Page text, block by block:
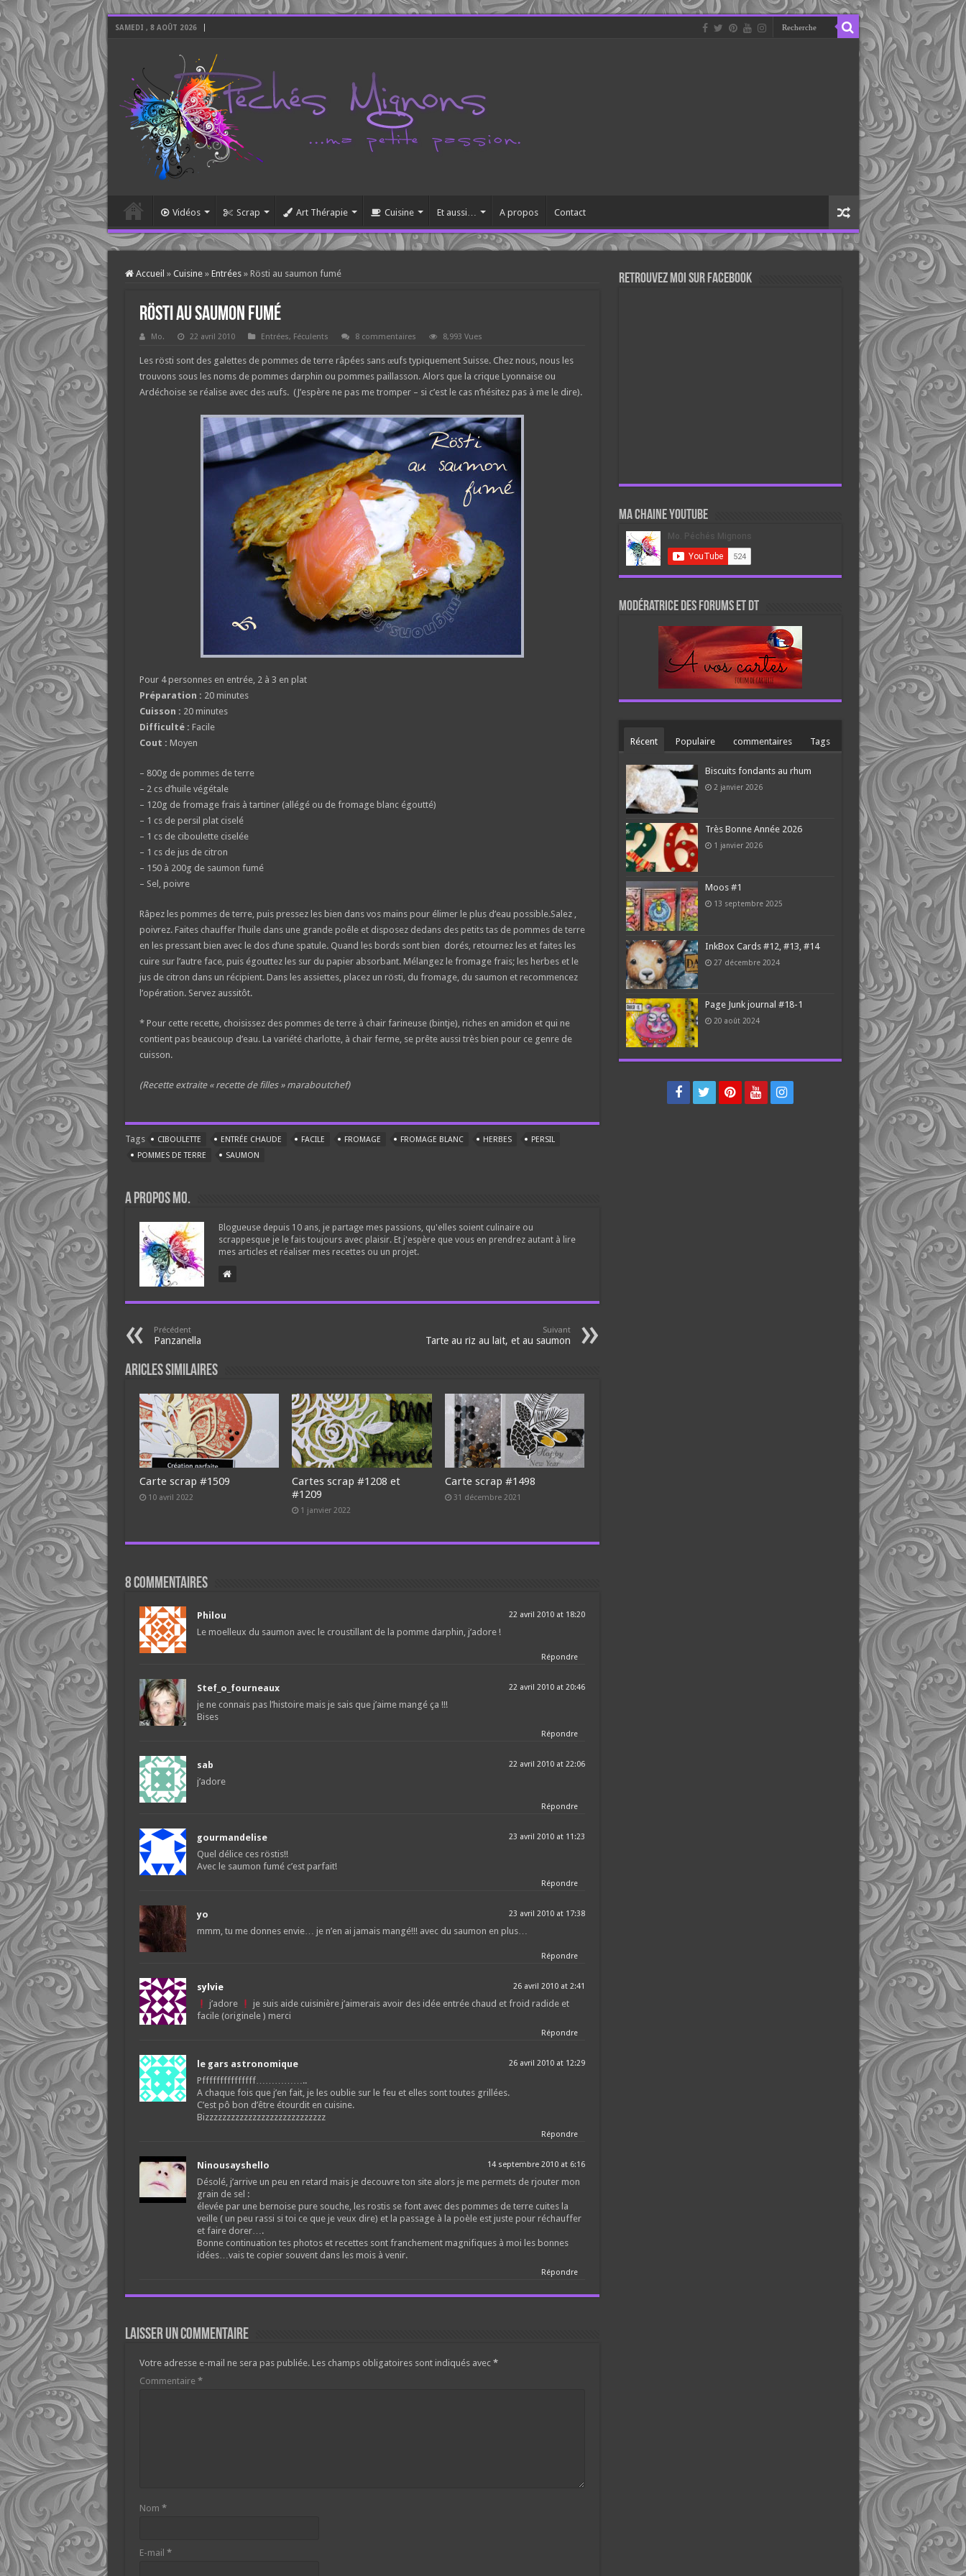
SAMEDI , 8 AOÛT 2026
Vidéos Scrap Art Thérapie Cuisine Et aussi… A propos Contact
Accueil » Cuisine » Entrées » Rösti au saumon fumé
Rösti au saumon fumé
Mo. 22 avril 2010 Entrées, Féculents 8 commentaires 8,993 Vues
Les rösti sont des galettes de pommes de terre râpées sans œufs typiquement Suisse. Chez nous, nous les
trouvons sous les noms de pommes darphin ou pommes paillasson. Alors que la crique Lyonnaise ou
Ardéchoise se réalise avec des œufs. (J’espère ne pas me tromper – si c’est le cas n’hésitez pas à me le dire).
Pour 4 personnes en entrée, 2 à 3 en plat
Préparation : 20 minutes
Cuisson : 20 minutes
Difficulté : Facile
Cout : Moyen
– 800g de pommes de terre
– 2 cs d’huile végétale
– 120g de fromage frais à tartiner (allégé ou de fromage blanc égoutté)
– 1 cs de persil plat ciselé
– 1 cs de ciboulette ciselée
– 1 cs de jus de citron
– 150 à 200g de saumon fumé
– Sel, poivre
Râpez les pommes de terre, puis pressez les bien dans vos mains pour élimer le plus d’eau possible.Salez ,
poivrez. Faites chauffer l’huile dans une grande poêle et disposez dedans des petits tas de pommes de terre
en les pressant bien avec le dos d’une spatule. Quand les bords sont bien dorés, retournez les et faites les
cuire sur l’autre face, puis égouttez les sur du papier absorbant. Mélangez le fromage frais; les herbes et le
jus de citron dans un récipient. Dans les assiettes, placez un rösti, du fromage, du saumon et recommencez
l’opération. Servez aussitôt.
* Pour cette recette, choisissez des pommes de terre à chair farineuse (bintje), riches en amidon et qui ne
contient pas beaucoup d’eau. La variété charlotte, à chair ferme, se prête aussi très bien pour ce genre de
cuisson.
(Recette extraite « recette de filles » maraboutchef)
Tags CIBOULETTE ENTRÉE CHAUDE FACILE FROMAGE FROMAGE BLANC HERBES
PERSIL
POMMES DE TERRE
SAUMON
A propos Mo.
Blogueuse depuis 10 ans, je partage mes passions, qu'elles soient culinaire ou
scrappesque je le fais toujours avec plaisir. Et j'espère que vous en prendrez autant à lire
mes articles et réaliser mes recettes ou un projet.
Précédent
Panzanella
Suivant
Tarte au riz au lait, et au saumon
Aricles similaires
Carte scrap #1509
10 avril 2022
Cartes scrap #1208 et
#1209
1 janvier 2022
Carte scrap #1498
31 décembre 2021
8 commentaires
Philou 22 avril 2010 at 18:20
Le moelleux du saumon avec le croustillant de la pomme darphin, j’adore !
Répondre
Stef_o_fourneaux 22 avril 2010 at 20:46
je ne connais pas l’histoire mais je sais que j’aime mangé ça !!!
Bises
Répondre
sab 22 avril 2010 at 22:06
j’adore
Répondre
gourmandelise 23 avril 2010 at 11:23
Quel délice ces röstis!!
Avec le saumon fumé c’est parfait!
Répondre
yo 23 avril 2010 at 17:38
mmm, tu me donnes envie… je n’en ai jamais mangé!!! avec du saumon en plus…
Répondre
sylvie 26 avril 2010 at 2:41
j’adore
je suis aide cuisinière j’aimerais avoir des idée entrée chaud et froid radide et
facile (originele ) merci
Répondre
le gars astronomique 26 avril 2010 at 12:29
Pfffffffffffffff……………..
A chaque fois que j’en fait, je les oublie sur le feu et elles sont toutes grillées.
C’est pô bon d’être étourdit en cuisine.
Bizzzzzzzzzzzzzzzzzzzzzzzzzzzz
Répondre
Ninousayshello 14 septembre 2010 at 6:16
Désolé, j’arrive un peu en retard mais je decouvre ton site alors je me permets de rjouter mon
grain de sel :
élevée par une bernoise pure souche, les rostis se font avec des pommes de terre cuites la
veille ( un peu rassi si toi ce que je veux dire) et la passage à la poèle est juste pour réchauffer
et faire dorer….
Bonne continuation tes photos et recettes sont franchement magnifiques à moi les bonnes
idées…vais te copier souvent dans les mois à venir.
Répondre
Laisser un commentaire
Votre adresse e-mail ne sera pas publiée. Les champs obligatoires sont indiqués avec *
Commentaire *
Nom *
E-mail *
Retrouvez moi sur Facebook
Ma chaine Youtube
Modératrice des forums et DT
Récent Populaire commentaires Tags
Biscuits fondants au rhum
2 janvier 2026
Très Bonne Année 2026
1 janvier 2026
Moos #1
13 septembre 2025
InkBox Cards #12, #13, #14
27 décembre 2024
Page Junk journal #18-1
20 août 2024